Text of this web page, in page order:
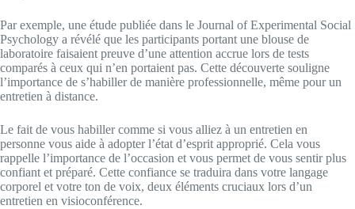
Par exemple, une étude publiée dans le Journal of Experimental Social
Psychology a révélé que les participants portant une blouse de
laboratoire faisaient preuve d’une attention accrue lors de tests
comparés à ceux qui n’en portaient pas. Cette découverte souligne
l’importance de s’habiller de manière professionnelle, même pour un
entretien à distance.
Le fait de vous habiller comme si vous alliez à un entretien en
personne vous aide à adopter l’état d’esprit approprié. Cela vous
rappelle l’importance de l’occasion et vous permet de vous sentir plus
confiant et préparé. Cette confiance se traduira dans votre langage
corporel et votre ton de voix, deux éléments cruciaux lors d’un
entretien en visioconférence.